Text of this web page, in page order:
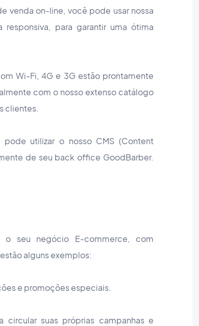
venda on-line, você pode usar nossa
para garantir uma ótima
Wi-Fi, 4G e 3G estão prontamente
com o nosso extenso catálogo
clientes.
utilizar o nosso CMS (Content
de seu back office GoodBarber.
o seu negócio E-commerce, com
alguns exemplos:
e promoções especiais.
suas próprias campanhas e